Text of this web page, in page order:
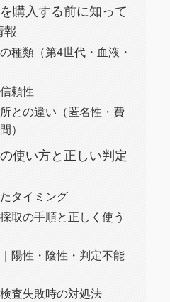
購入する前に知って
種類（第4世代・血液・
頼性
との違い（匿名性・費
）
使い方と正しい判定
タイミング
取の手順と正しく使う
陽性・陰性・判定不能
査失敗時の対処法